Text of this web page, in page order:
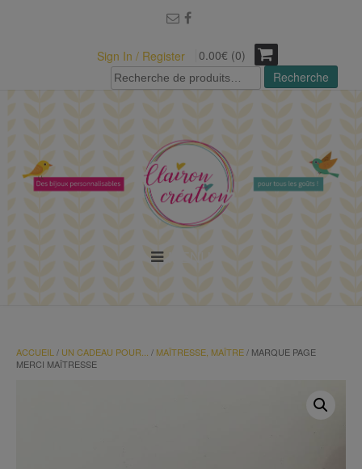
Sign In / Register
0.00€ (0)
Recherche
pour :
Recherche
ACCUEIL / UN CADEAU POUR... / MAÎTRESSE, MAÎTRE/ MARQUE PAGE
MERCI MAÎTRESSE